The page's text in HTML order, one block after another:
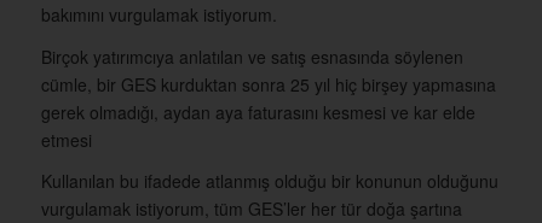
bakımını vurgulamak istiyorum.
Birçok yatırımcıya anlatılan ve satış esnasında söylenen
cümle, bir GES kurduktan sonra 25 yıl hiç birşey yapmasına
gerek olmadığı, aydan aya faturasını kesmesi ve kar elde
etmesi
Kullanılan bu ifadede atlanmış olduğu bir konunun olduğunu
vurgulamak istiyorum, tüm GES’ler her tür doğa şartına